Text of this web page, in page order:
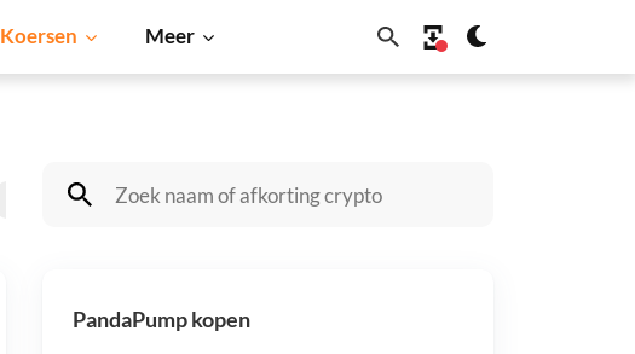
Koersen Meer
Shiba Inu Dogecoin Solana BNB
PandaPump kopen